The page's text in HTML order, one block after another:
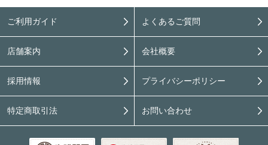
ご利用ガイド よくあるご質問
店舗案内 会社概要
採用情報 プライバシーポリシー
特定商取引法 お問い合わせ